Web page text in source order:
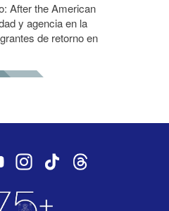
After the American
y agencia en la
de retorno en